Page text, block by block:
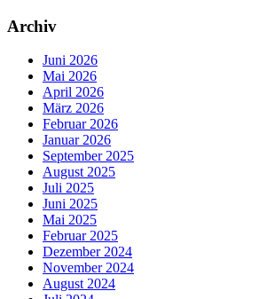
Archiv
Juni 2026
Mai 2026
April 2026
März 2026
Februar 2026
Januar 2026
September 2025
August 2025
Juli 2025
Juni 2025
Mai 2025
Februar 2025
Dezember 2024
November 2024
August 2024